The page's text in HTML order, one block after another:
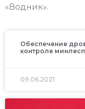
«Водник».
Обеспечение
контроле
09.06.2021